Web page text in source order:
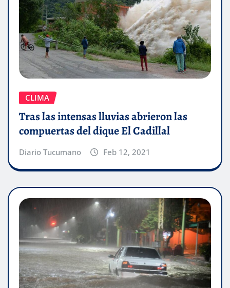
CLIMA
Tras las intensas lluvias abrieron las
compuertas del dique El Cadillal
Diario Tucumano Feb 12, 2021